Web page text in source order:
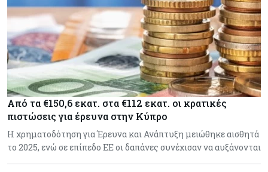
Από τα €150,6 εκατ. στα €112 εκατ. οι κρατικές
πιστώσεις για έρευνα στην Κύπρο
Η χρηματοδότηση για Έρευνα και Ανάπτυξη μειώθηκε αισθητά
το 2025, ενώ σε επίπεδο ΕΕ οι δαπάνες συνέχισαν να αυξάνονται